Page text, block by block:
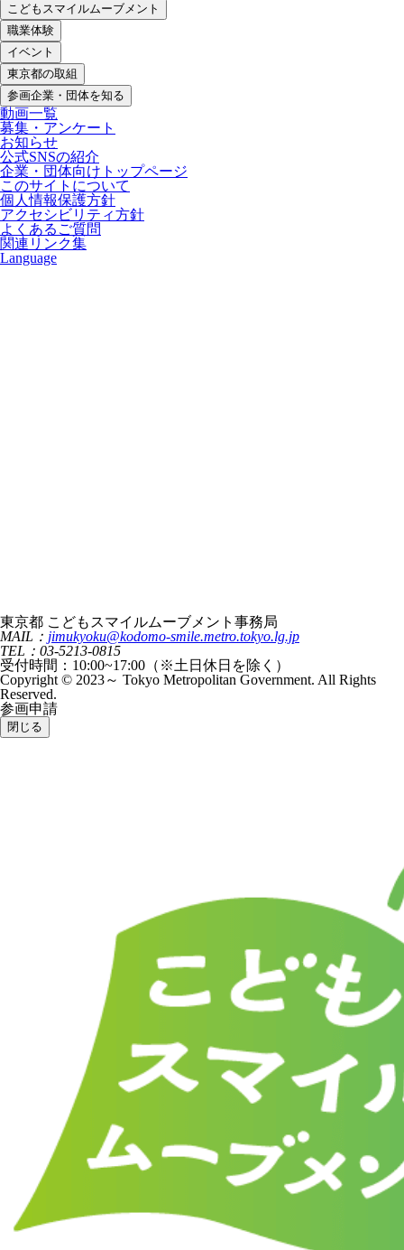
こどもスマイルムーブメント
職業体験
イベント
東京都の取組
参画企業・団体を知る
動画一覧
募集・アンケート
お知らせ
公式SNSの紹介
企業・団体向けトップページ
このサイトについて
個人情報保護方針
アクセシビリティ方針
よくあるご質問
関連リンク集
Language
東京都 こどもスマイルムーブメント事務局
MAIL： jimukyoku@kodomo-smile.metro.tokyo.lg.jp
TEL：03-5213-0815
受付時間：10:00~17:00（※土日休日を除く）
Copyright © 2023～ Tokyo Metropolitan Government. All Rights
Reserved.
参画申請
閉じる